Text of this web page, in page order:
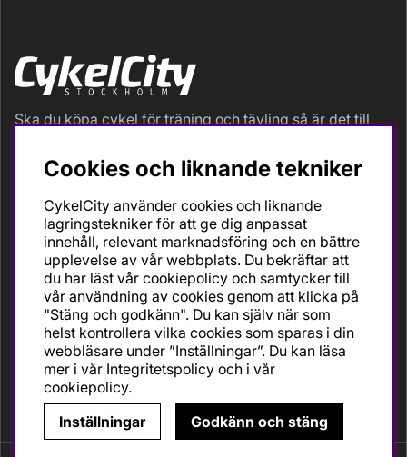
Ska du köpa cykel för träning och tävling så är det till
Vi är en mycket personlig cykelaffär med hög
servicegrad och alla vi som jobbar är inbitna cyklister
och dess produkter. Gör din bästa cykelaffär på
CykelCity!
Cookies och liknande tekniker
CykelCity använder cookies och liknande
lagringstekniker för att ge dig anpassat
innehåll, relevant marknadsföring och en bättre
upplevelse av vår webbplats. Du bekräftar att
du har läst vår cookiepolicy och samtycker till
vår användning av cookies genom att klicka på
"Stäng och godkänn". Du kan själv när som
helst kontrollera vilka cookies som sparas i din
webbläsare under ”Inställningar”. Du kan läsa
mer i vår Integritetspolicy och i vår
cookiepolicy.
Inställningar
Godkänn och stäng